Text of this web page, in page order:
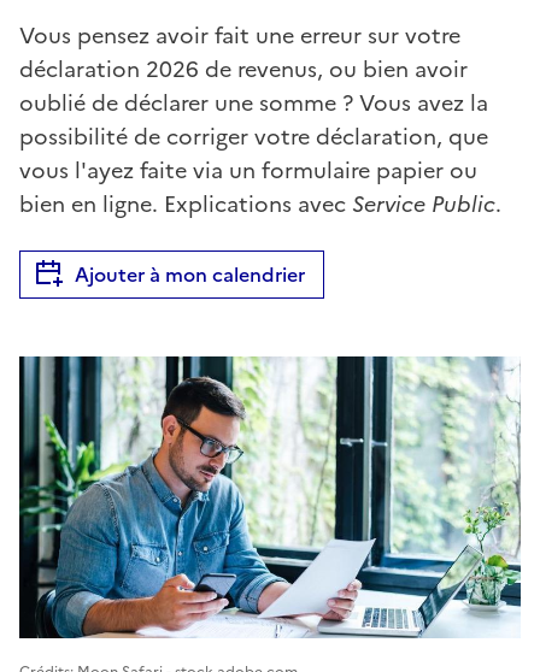
Vous pensez avoir fait une erreur sur votre
déclaration 2026 de revenus, ou bien avoir
oublié de déclarer une somme ? Vous avez la
possibilité de corriger votre déclaration, que
vous l'ayez faite via un formulaire papier ou
bien en ligne. Explications avec Service Public.
Ajouter à mon calendrier